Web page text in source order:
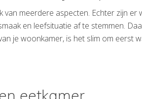
meerdere aspecten. Echter zijn er
en leefsituatie af te stemmen.
je woonkamer, is het slim om eerst